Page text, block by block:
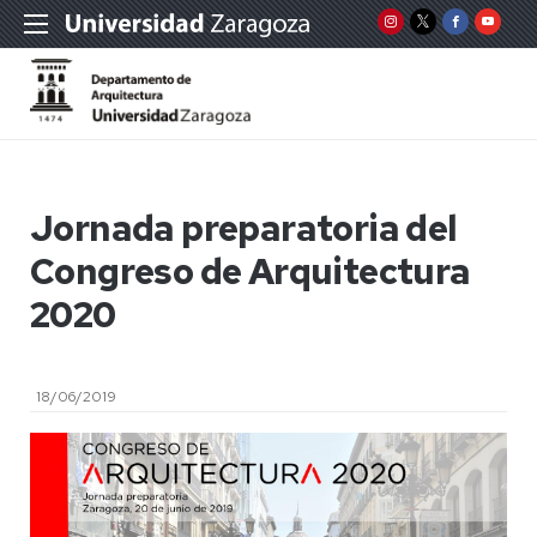
Jornada preparatoria del
Congreso de Arquitectura
2020
18/06/2019